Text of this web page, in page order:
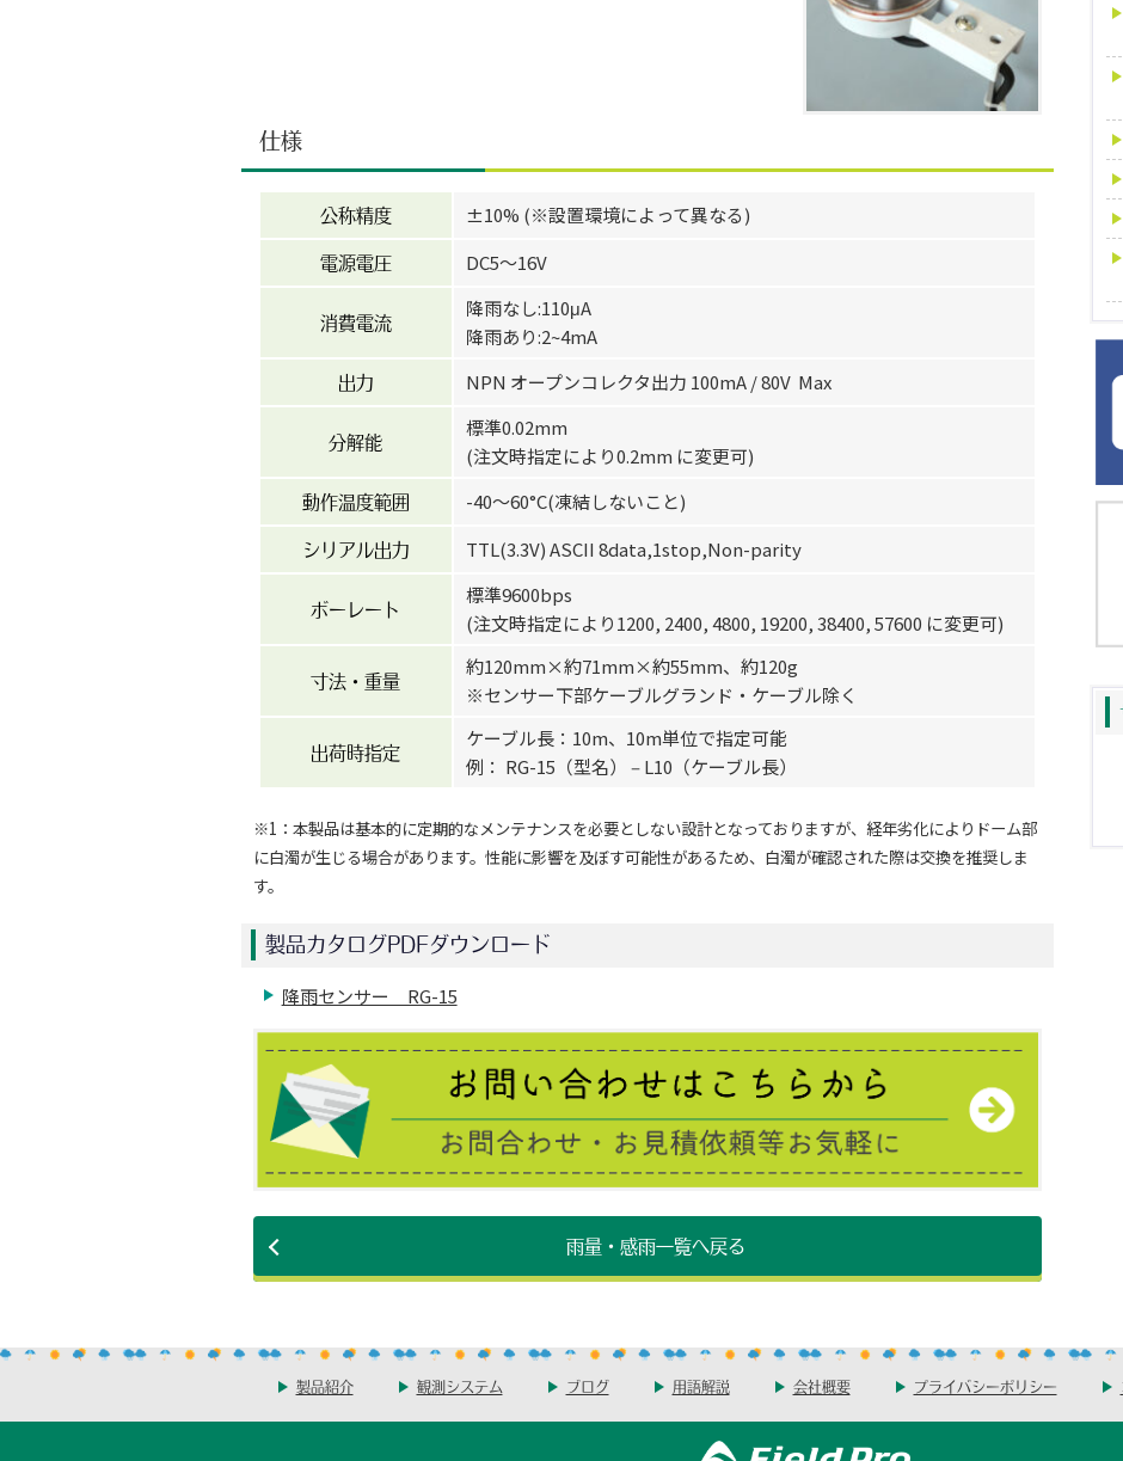
仕様
公称精度 ±10% (※設置環境によって異なる)
電源電圧 DC5〜16V
消費電流
降雨なし:110μA
降雨あり:2~4mA
出力 NPN オープンコレクタ出力 100mA / 80V Max
分解能
標準0.02mm
(注文時指定により0.2mm に変更可)
動作温度範囲 -40〜60°C(凍結しないこと)
シリアル出力 TTL(3.3V) ASCII 8data,1stop,Non-parity
ボーレート
標準9600bps
(注文時指定により1200, 2400, 4800, 19200, 38400, 57600 に変更可)
寸法・重量
約120mm×約71mm×約55mm、約120g
※センサー下部ケーブルグランド・ケーブル除く
出荷時指定
ケーブル長：10m、10m単位で指定可能
例： RG-15（型名） ‒ L10（ケーブル長）
※1：本製品は基本的に定期的なメンテナンスを必要としない設計となっておりますが、経年劣化によりドーム部
に白濁が生じる場合があります。性能に影響を及ぼす可能性があるため、白濁が確認された際は交換を推奨しま
す。
製品カタログPDFダウンロード
降雨センサー RG-15
雨量・感雨一覧へ戻る
製品紹介 観測システム ブログ 用語解説 会社概要 プライバシーポリシー